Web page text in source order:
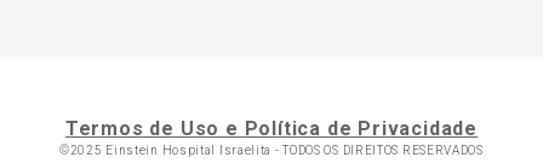
Termos de Uso e Política de Privacidade
©2025 Einstein Hospital Israelita -TODOS OS DIREITOS RESERVADOS